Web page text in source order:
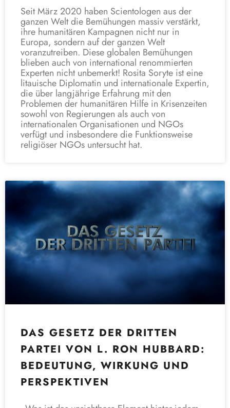
Seit März 2020 haben Scientologen aus der
ganzen Welt die Bemühungen massiv verstärkt,
ihre humanitären Kampagnen nicht nur in
Europa, sondern auf der ganzen Welt
voranzutreiben. Diese globalen Bemühungen
blieben auch von international renommierten
Experten nicht unbemerkt! Rosita Soryte ist eine
litauische Diplomatin und internationale Expertin,
die über langjährige Erfahrung mit den
Problemen der humanitären Hilfe in Krisenzeiten
sowohl von Regierungen als auch von
internationalen Organisationen und NGOs
verfügt und insbesondere die Funktionsweise
religiöser NGOs untersucht hat.
DAS GESETZ DER DRITTEN
PARTEI VON L. RON HUBBARD:
BEDEUTUNG, WIRKUNG UND
PERSPEKTIVEN